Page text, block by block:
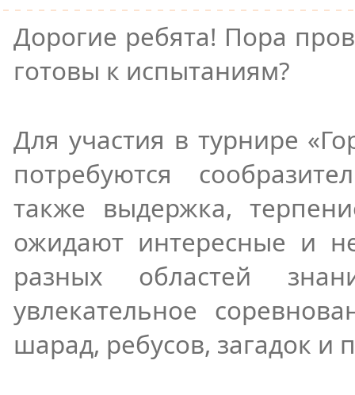
Дорогие ребята! Пора
готовы к испытаниям?
Для участия в турнире
потребуются
также выдержка,
ожидают интересные и
разных областей
увлекательное
шарад, ребусов, загадок и